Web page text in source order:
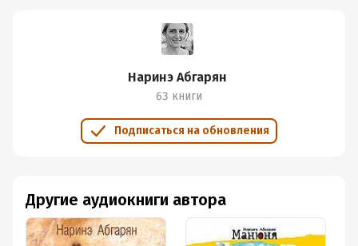
Наринэ Абгарян
63 книги
Подписаться на обновления
Другие аудиокниги автора